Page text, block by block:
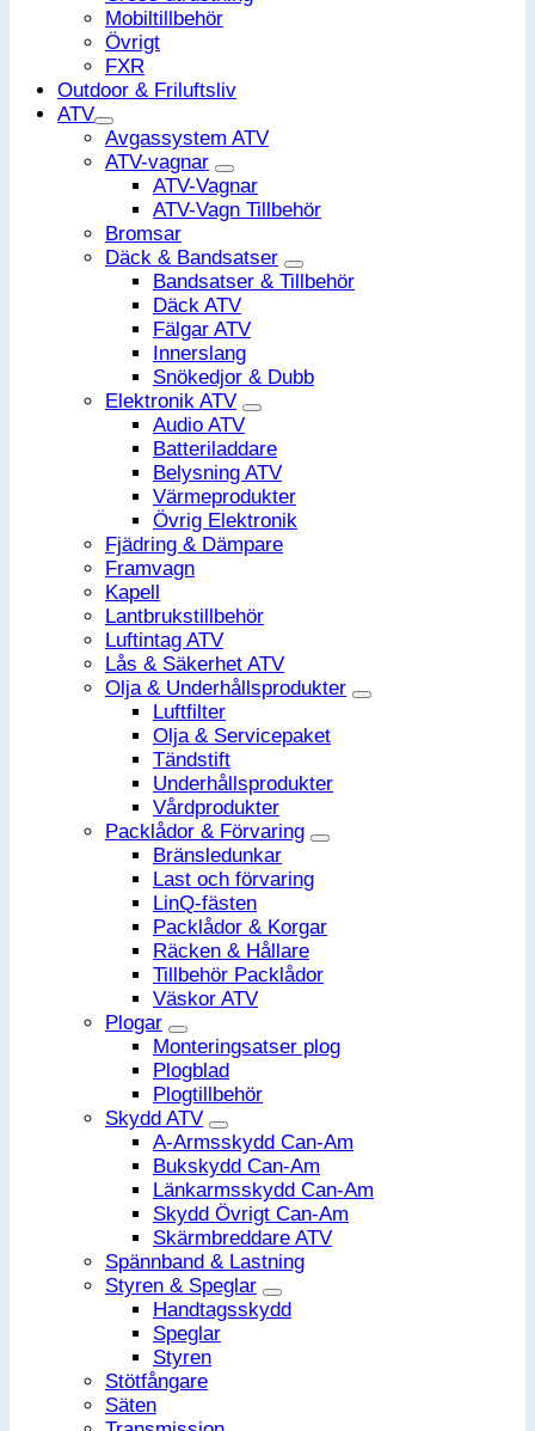
Mobiltillbehör
Övrigt
FXR
Outdoor & Friluftsliv
ATV
Avgassystem ATV
ATV-vagnar
ATV-Vagnar
ATV-Vagn Tillbehör
Bromsar
Däck & Bandsatser
Bandsatser & Tillbehör
Däck ATV
Fälgar ATV
Innerslang
Snökedjor & Dubb
Elektronik ATV
Audio ATV
Batteriladdare
Belysning ATV
Värmeprodukter
Övrig Elektronik
Fjädring & Dämpare
Framvagn
Kapell
Lantbrukstillbehör
Luftintag ATV
Lås & Säkerhet ATV
Olja & Underhållsprodukter
Luftfilter
Olja & Servicepaket
Tändstift
Underhållsprodukter
Vårdprodukter
Packlådor & Förvaring
Bränsledunkar
Last och förvaring
LinQ-fästen
Packlådor & Korgar
Räcken & Hållare
Tillbehör Packlådor
Väskor ATV
Plogar
Monteringsatser plog
Plogblad
Plogtillbehör
Skydd ATV
A-Armsskydd Can-Am
Bukskydd Can-Am
Länkarmsskydd Can-Am
Skydd Övrigt Can-Am
Skärmbreddare ATV
Spännband & Lastning
Styren & Speglar
Handtagsskydd
Speglar
Styren
Stötfångare
Säten